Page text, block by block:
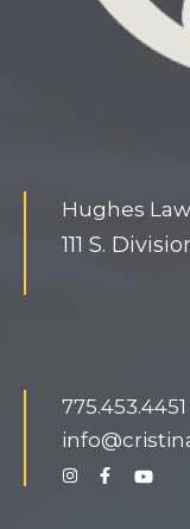
Hughes
111 S.
775.453.4451